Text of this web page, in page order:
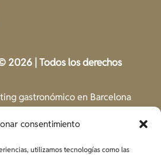
consentimiento
utilizamos tecnologías como las
2026 | Todos los derechos
gastronómico en Barcelona